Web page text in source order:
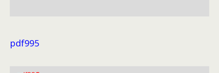
pdf995